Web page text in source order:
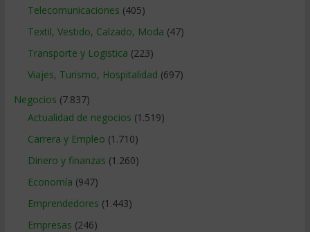
Telecomunicaciones (405)
Textil, Vestido, Calzado, Moda (47)
Transporte y Logistica (223)
Viajes, Turismo, Hospitalidad (697)
Negocios (7.837)
Actualidad de negocios (1.519)
Carrera y Empleo (1.710)
Dinero y finanzas (1.260)
Economía (947)
Emprendedores (1.443)
Empresas (246)